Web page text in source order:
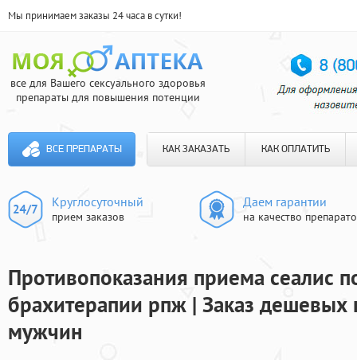
Мы принимаем заказы 24 часа в сутки!
все для Вашего сексуального здоровья
препараты для повышения потенции
ВСЕ ПРЕПАРАТЫ КАК ЗАКАЗАТЬ КАК ОПЛАТИТЬ
Круглосуточный
прием заказов
Даем гарантии
на качество
Противопоказания приема сеалис
брахитерапии рпж | Заказ дешевых
мужчин